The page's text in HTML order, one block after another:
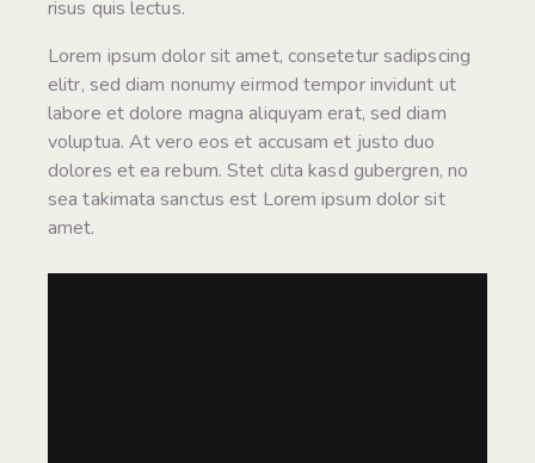
risus quis lectus.
Lorem ipsum dolor sit amet, consetetur sadipscing
elitr, sed diam nonumy eirmod tempor invidunt ut
labore et dolore magna aliquyam erat, sed diam
voluptua. At vero eos et accusam et justo duo
dolores et ea rebum. Stet clita kasd gubergren, no
sea takimata sanctus est Lorem ipsum dolor sit
amet.